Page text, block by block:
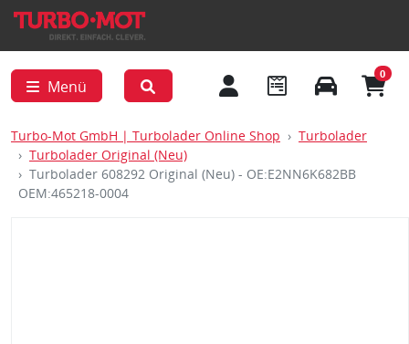
Menü
0
Turbo-Mot GmbH | Turbolader Online Shop
Turbolader
Turbolader Original (Neu)
Turbolader 608292 Original (Neu) - OE:E2NN6K682BB
OEM:465218-0004